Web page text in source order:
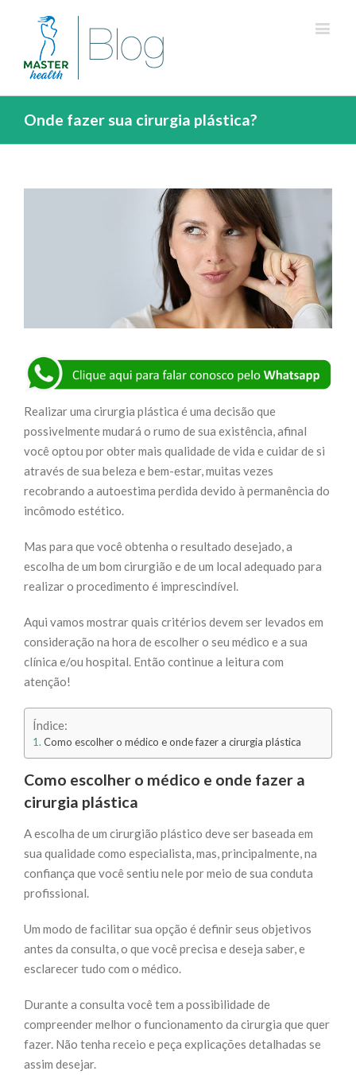
Onde fazer sua cirurgia plástica?
Realizar uma cirurgia plástica é uma decisão que
possivelmente mudará o rumo de sua existência, afinal
você optou por obter mais qualidade de vida e cuidar de si
através de sua beleza e bem-estar, muitas vezes
recobrando a autoestima perdida devido à permanência do
incômodo estético.
Mas para que você obtenha o resultado desejado, a
escolha de um bom cirurgião e de um local adequado para
realizar o procedimento é imprescindível.
Aqui vamos mostrar quais critérios devem ser levados em
consideração na hora de escolher o seu médico e a sua
clínica e/ou hospital. Então continue a leitura com
atenção!
Índice:
Como escolher o médico e onde fazer a cirurgia plástica
Como escolher o médico e onde fazer a
cirurgia plástica
A escolha de um cirurgião plástico deve ser baseada em
sua qualidade como especialista, mas, principalmente, na
confiança que você sentiu nele por meio de sua conduta
profissional.
Um modo de facilitar sua opção é definir seus objetivos
antes da consulta, o que você precisa e deseja saber, e
esclarecer tudo com o médico.
Durante a consulta você tem a possibilidade de
compreender melhor o funcionamento da cirurgia que quer
fazer. Não tenha receio e peça explicações detalhadas se
assim desejar.